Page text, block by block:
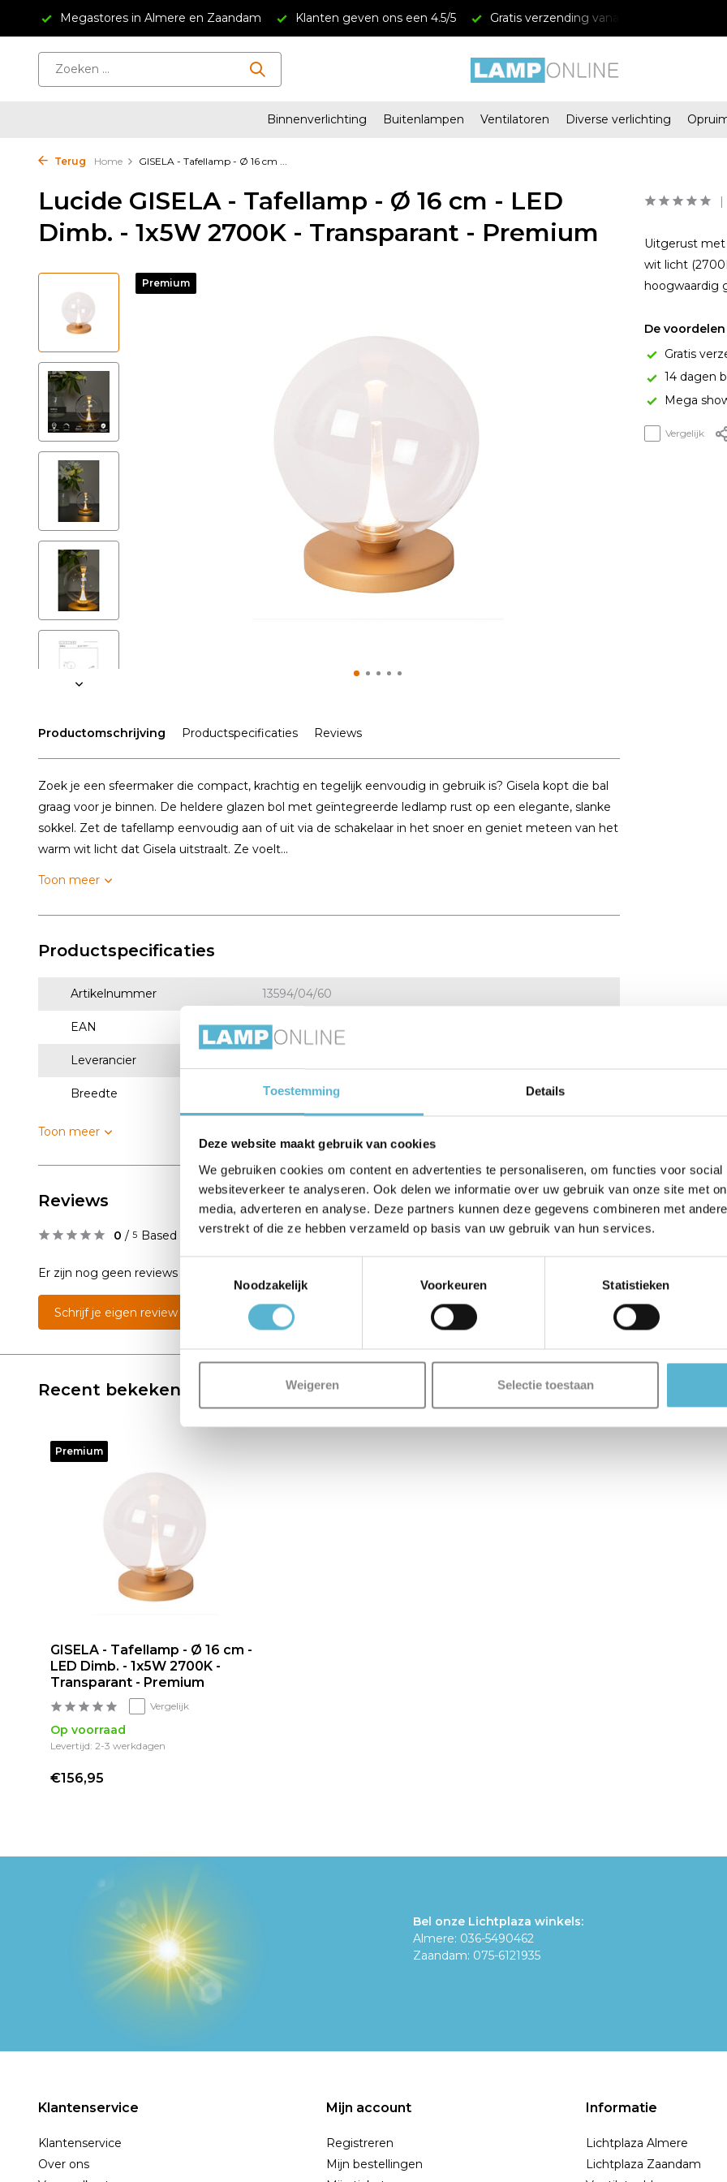
Toestemming Details
Deze website maakt gebruik van cookies
We gebruiken cookies om content en advertenties te personaliseren, om functies voor
websiteverkeer te analyseren. Ook delen we informatie over uw gebruik van onze site met
media, adverteren en analyse. Deze partners kunnen deze gegevens combineren met
verstrekt of die ze hebben verzameld op basis van uw gebruik van hun services.
Noodzakelijk
Voorkeuren Statistieken
Weigeren Selectie toestaan
Megastores in Almere en Zaandam Klanten geven ons een 4.5/5 Gratis verzending vanaf € 34,95
Binnenverlichting Buitenlampen Ventilatoren Diverse verlichting
Terug Home GISELA - Tafellamp - Ø 16 cm ...
Lucide GISELA - Tafellamp - Ø 16 cm - LED
Dimb. - 1x5W 2700K - Transparant - Premium
Premium
Productomschrijving Productspecificaties Reviews
Zoek je een sfeermaker die compact, krachtig en tegelijk eenvoudig in gebruik is? Gisela kopt die bal
graag voor je binnen. De heldere glazen bol met geïntegreerde ledlamp rust op een elegante, slanke
sokkel. Zet de tafellamp eenvoudig aan of uit via de schakelaar in het snoer en geniet meteen van het
warm wit licht dat Gisela uitstraalt. Ze voelt...
Toon meer
Productspecificaties
Artikelnummer 13594/04/60
EAN 5411212134868
Leverancier
Breedte 16
Toon meer
Uitgerust
wit licht
hoogwaardig
De
Gratis
14 dagen
Mega
Vergelijk
Reviews
0 / 5 Based on 0 reviews
Er zijn nog geen reviews geschreven over dit product..
Schrijf je eigen review
Recent bekeken
Premium
GISELA - Tafellamp - Ø 16 cm -
LED Dimb. - 1x5W 2700K -
Transparant - Premium
Vergelijk
Op voorraad
Levertijd: 2-3 werkdagen
€156,95
Bel onze Lichtplaza winkels:
Almere: 036-5490462
Zaandam: 075-6121935
Klantenservice
Klantenservice
Over ons
Mijn account
Registreren
Mijn bestellingen
Informatie
Lichtplaza Almere
Lichtplaza Zaandam